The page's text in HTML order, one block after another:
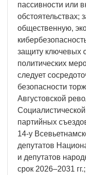
пассивности или
общественную,
защиту ключевых
политических
следует
безопасности
Августовской
партийных
14-у
депутатов
и депутатов
срок 2026–2031